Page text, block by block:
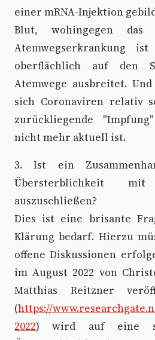
einer mRNA-Injektion
Blut, wohingegen das
Atemwegserkrankung
oberflächlich auf den
Atemwege ausbreitet.
sich Coronaviren relativ
zurückliegende
nicht mehr aktuell ist.
3. Ist ein
Übersterblichkeit
auszuschließen?
Dies ist eine brisante
Klärung bedarf. Hierzu
offene Diskussionen
im August 2022 von
Matthias Reitzner
(https://
2022) wird auf eine